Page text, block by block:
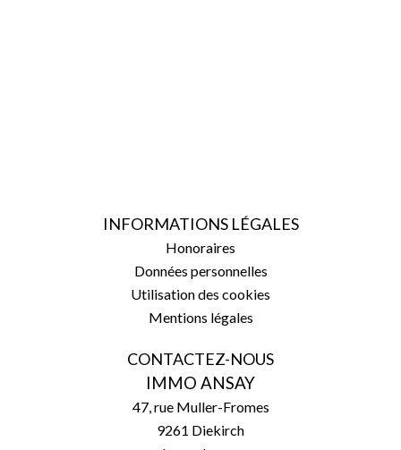
INFORMATIONS LÉGALES
Honoraires
Données personnelles
Utilisation des cookies
Mentions légales
CONTACTEZ-NOUS
IMMO ANSAY
47, rue Muller-Fromes
9261 Diekirch